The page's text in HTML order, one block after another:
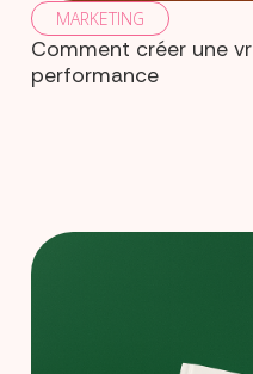
MARKETING
Comment créer une
performance